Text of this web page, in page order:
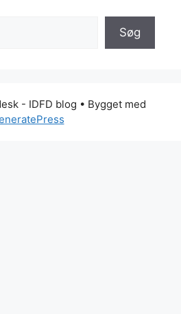
Søg
- IDFD blog • Bygget med